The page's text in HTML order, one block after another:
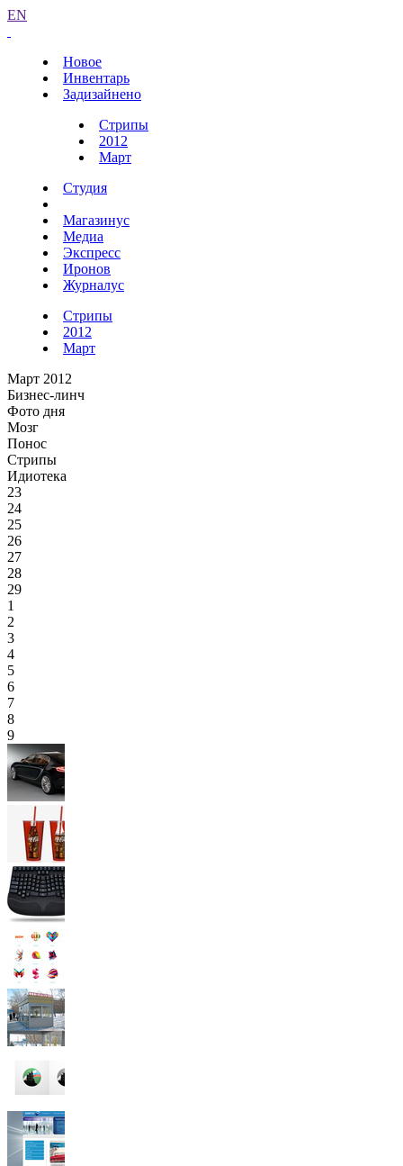
EN
Новое
Инвентарь
Задизайнено
Стрипы
2012
Март
Студия
Магазинус
Медиа
Экспресс
Иронов
Журналус
Стрипы
2012
Март
Март 2012
Бизнес-линч
Фото дня
Мозг
Понос
Стрипы
Идиотека
23
24
25
26
27
28
29
1
2
3
4
5
6
7
8
9